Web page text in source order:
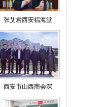
张艾君西安福海堂
西安市山西商会深